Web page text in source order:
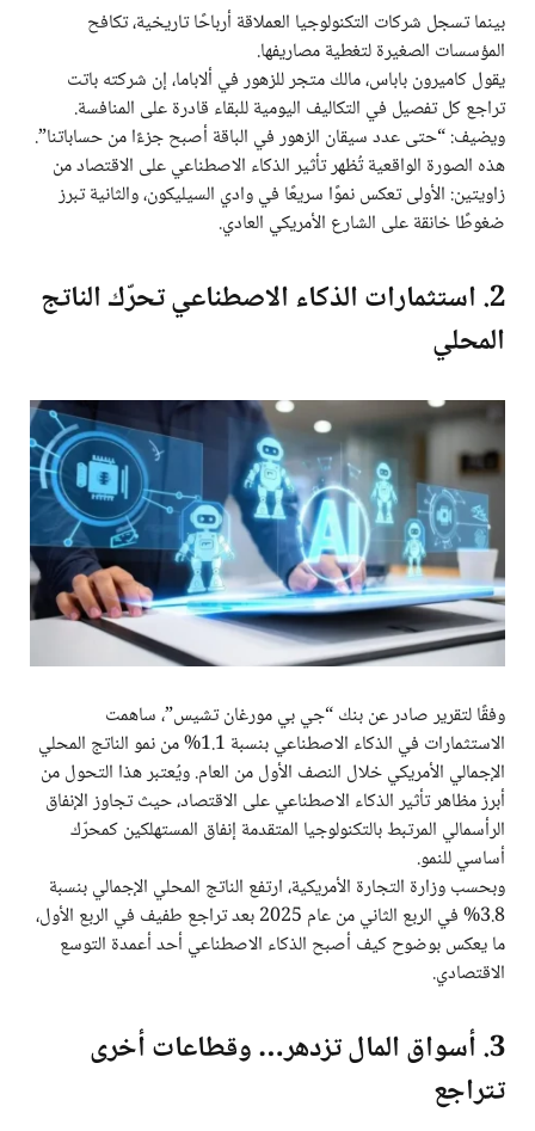
بينما تسجل شركات التكنولوجيا العملاقة أرباحًا تاريخية، تكافح
المؤسسات الصغيرة لتغطية مصاريفها.
يقول كاميرون باباس، مالك متجر للزهور في ألاباما، إن شركته باتت
تراجع كل تفصيل في التكاليف اليومية للبقاء قادرة على المنافسة.
ويضيف: “حتى عدد سيقان الزهور في الباقة أصبح جزءًا من حساباتنا”.
هذه الصورة الواقعية تُظهر تأثير الذكاء الاصطناعي على الاقتصاد من
زاويتين: الأولى تعكس نموًا سريعًا في وادي السيليكون، والثانية تبرز
ضغوطًا خانقة على الشارع الأمريكي العادي.
2. استثمارات الذكاء الاصطناعي تحرّك الناتج
المحلي
وفقًا لتقرير صادر عن بنك “جي بي مورغان تشيس”، ساهمت
الاستثمارات في الذكاء الاصطناعي بنسبة 1.1% من نمو الناتج المحلي
الإجمالي الأمريكي خلال النصف الأول من العام. ويُعتبر هذا التحول من
أبرز مظاهر تأثير الذكاء الاصطناعي على الاقتصاد، حيث تجاوز الإنفاق
الرأسمالي المرتبط بالتكنولوجيا المتقدمة إنفاق المستهلكين كمحرّك
أساسي للنمو.
وبحسب وزارة التجارة الأمريكية، ارتفع الناتج المحلي الإجمالي بنسبة
3.8% في الربع الثاني من عام 2025 بعد تراجع طفيف في الربع الأول،
ما يعكس بوضوح كيف أصبح الذكاء الاصطناعي أحد أعمدة التوسع
الاقتصادي.
3. أسواق المال تزدهر… وقطاعات أخرى
تتراجع